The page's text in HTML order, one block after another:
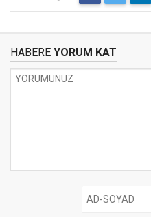
HABERE YORUM KAT